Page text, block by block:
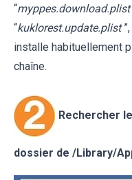
“myppes.download.plist
“kuklorest.update.plist
installe habituellement
chaîne.
Rechercher
dossier de /Library/